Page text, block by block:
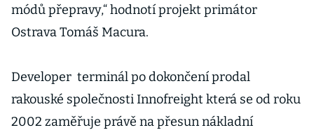
módů přepravy,“ hodnotí projekt primátor
Ostrava Tomáš Macura.
Developer terminál po dokončení prodal
rakouské společnosti Innofreight která se od roku
2002 zaměřuje právě na přesun nákladní